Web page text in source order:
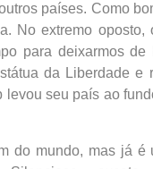
países. Como
No extremo oposto,
para deixarmos de
da Liberdade e
levou seu país ao
do mundo, mas já é